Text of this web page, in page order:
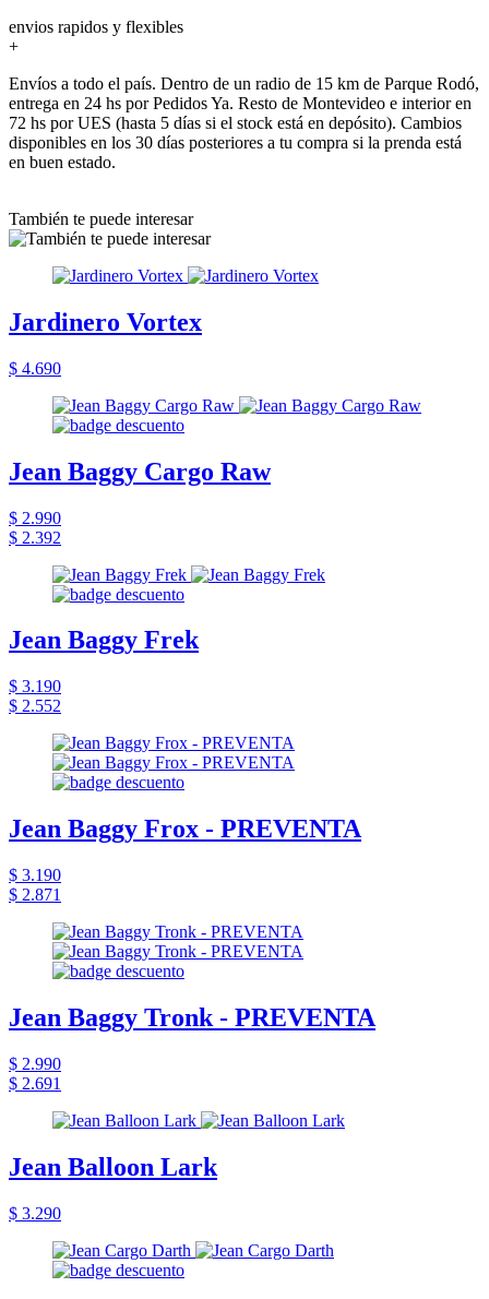
envios rapidos y flexibles
+
Envíos a todo el país. Dentro de un radio de 15 km de Parque Rodó,
entrega en 24 hs por Pedidos Ya. Resto de Montevideo e interior en
72 hs por UES (hasta 5 días si el stock está en depósito). Cambios
disponibles en los 30 días posteriores a tu compra si la prenda está
en buen estado.
También te puede interesar
Jardinero Vortex
$ 4.690
Jean Baggy Cargo Raw
$ 2.990
$ 2.392
Jean Baggy Frek
$ 3.190
$ 2.552
Jean Baggy Frox - PREVENTA
$ 3.190
$ 2.871
Jean Baggy Tronk - PREVENTA
$ 2.990
$ 2.691
Jean Balloon Lark
$ 3.290